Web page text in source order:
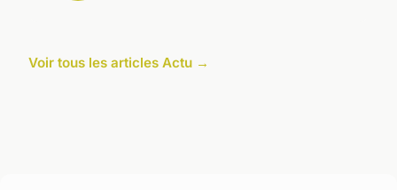
Voir tous les articles Actu →